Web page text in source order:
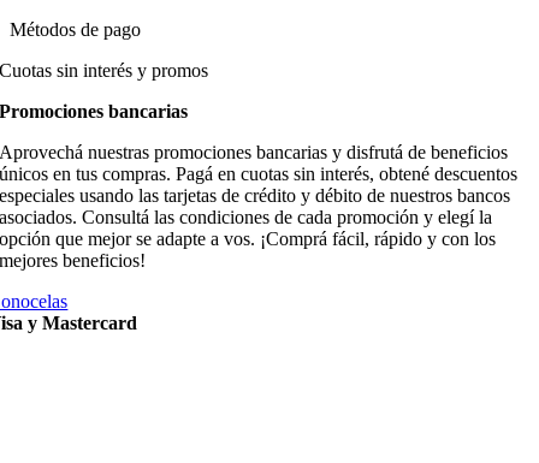
Métodos de pago
Cuotas sin interés y promos
Promociones bancarias
Aprovechá nuestras promociones bancarias y disfrutá de beneficios
únicos en tus compras. Pagá en cuotas sin interés, obtené descuentos
especiales usando las tarjetas de crédito y débito de nuestros bancos
asociados. Consultá las condiciones de cada promoción y elegí la
opción que mejor se adapte a vos. ¡Comprá fácil, rápido y con los
mejores beneficios!
y Mastercard